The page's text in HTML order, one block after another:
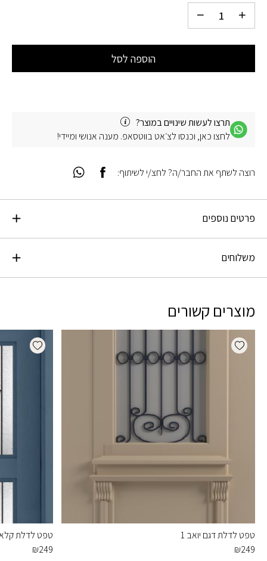
הוספה לסל
תרצו לעשות שינויים במוצר?
לחצו כאן, וכנסו לצ׳אט בווטסאפ. מענה אנושי ומיידי!
פרטים נוספים
משלוחים
רוצה לשתף את החבר/ה? לחצ/י לשיתוף:
מוצרים קשורים
Add wishlist
טפט לדלת דגם יואב 1
₪249
wishlist
טפט לדלת
₪249